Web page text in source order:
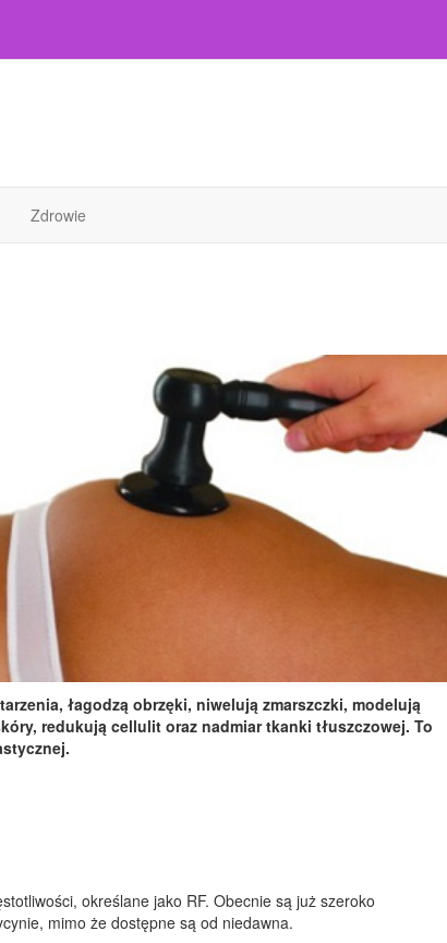
Zdrowie
łagodzą obrzęki, niwelują zmarszczki, modelują
redukują cellulit oraz nadmiar tkanki tłuszczowej. To
określane jako RF. Obecnie są już szeroko
mimo że dostępne są od niedawna.